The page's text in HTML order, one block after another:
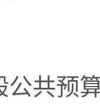
公共预